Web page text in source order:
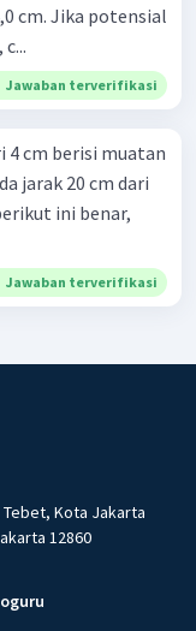
cm. Jika potensial
Jawaban terverifikasi
4 cm berisi muatan
jarak 20 cm dari
ini benar,
Jawaban terverifikasi
Tebet, Kota Jakarta
12860